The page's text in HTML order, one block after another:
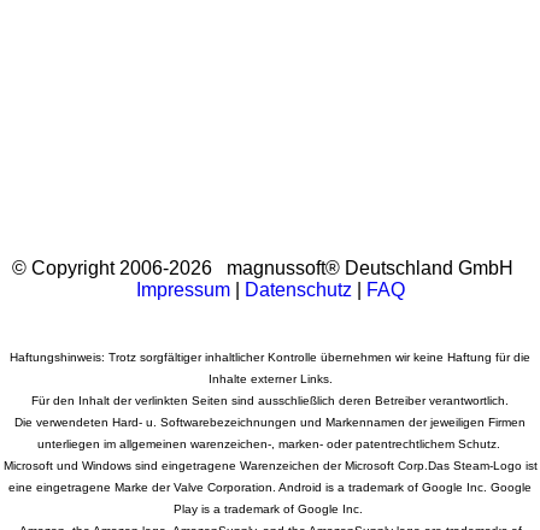
© Copyright 2006-2026 magnussoft® Deutschland GmbH
Impressum| Datenschutz FAQ
Haftungshinweis: Trotz sorgfältiger inhaltlicher Kontrolle übernehmen wir keine Haftung für die
Inhalte externer Links.
Für den Inhalt der verlinkten Seiten sind ausschließlich deren Betreiber verantwortlich.
Die verwendeten Hard- u. Softwarebezeichnungen und Markennamen der jeweiligen Firmen
unterliegen im allgemeinen warenzeichen-, marken- oder patentrechtlichem Schutz.
Microsoft und Windows sind eingetragene Warenzeichen der Microsoft Corp.Das Steam-Logo ist
eine eingetragene Marke der Valve Corporation. Android is a trademark of Google Inc. Google
Play is a trademark of Google Inc.